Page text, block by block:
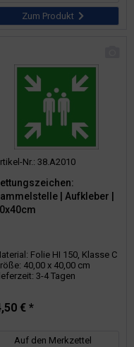
Zum Produkt
Nr.: 38.A2010
| Aufkleber |
Folie HI 150, Klasse C
40,00 x 40,00 cm
3-4 Tagen
€ *
Auf den Merkzettel